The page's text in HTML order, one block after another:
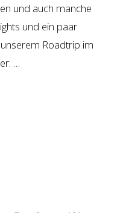
und auch manche
und ein paar
Roadtrip im
…